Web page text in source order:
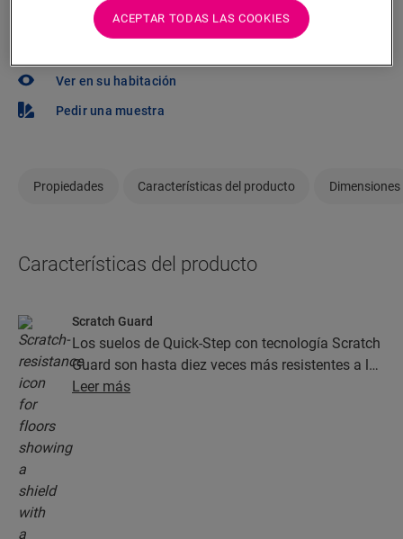
¿No está seguro de si este suelo se adapta
a su estilo y sus necesidades?
Ver en su habitación
Pedir una muestra
Propiedades Características del producto Dimensiones
Características del producto
Scratch Guard
Los suelos de Quick-Step con tecnología Scratch
Guard son hasta diez veces más resistentes a las
rayaduras que los suelos sin este tipo de
Leer más
ACEPTAR TODAS LAS COOKIES